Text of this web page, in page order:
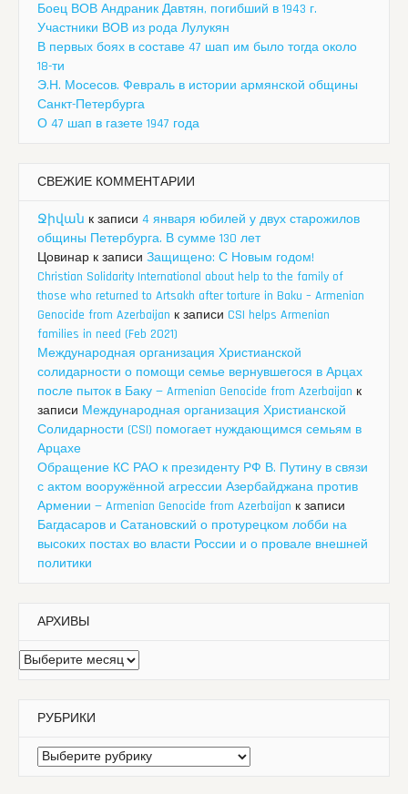
Боец ВОВ Андраник Давтян, погибший в 1943 г.
Участники ВОВ из рода Лулукян
В первых боях в составе 47 шап им было тогда около
18-ти
Э.Н. Мосесов. Февраль в истории армянской общины
Санкт-Петербурга
О 47 шап в газете 1947 года
СВЕЖИЕ КОММЕНТАРИИ
Ջիվան к записи 4 января юбилей у двух старожилов
общины Петербурга. В сумме 130 лет
Цовинар к записи Защищено: С Новым годом!
Christian Solidarity International about help to the family of
those who returned to Artsakh after torture in Baku – Armenian
Genocide from Azerbaijan к записи CSI helps Armenian
families in need (Feb 2021)
Международная организация Христианской
солидарности о помощи семье вернувшегося в Арцах
после пыток в Баку — Armenian Genocide from Azerbaijan к
записи Международная организация Христианской
Солидарности (CSI) помогает нуждающимся семьям в
Арцахе
Обращение КС РАО к президенту РФ В. Путину в связи
с актом вооружённой агрессии Азербайджана против
Армении — Armenian Genocide from Azerbaijan к записи
Багдасаров и Сатановский о протурецком лобби на
высоких постах во власти России и о провале внешней
политики
АРХИВЫ
Архивы
РУБРИКИ
Рубрики